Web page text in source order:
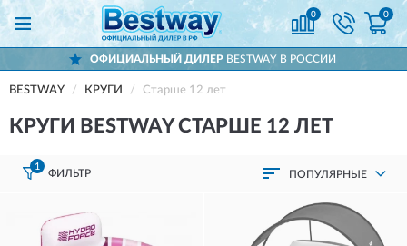
0 0
ОФИЦИАЛЬНЫЙ ДИЛЕР BESTWAY В РОССИИ
BESTWAY КРУГИ Старше 12 лет
КРУГИ BESTWAY СТАРШЕ 12 ЛЕТ
1
ФИЛЬТР ПОПУЛЯРНЫЕ